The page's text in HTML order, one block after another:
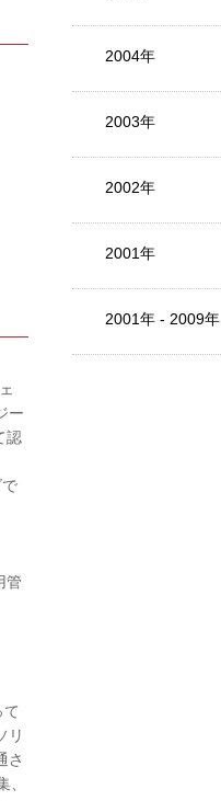
ー
認
管
リ
さ
2004年
2003年
2002年
2001年
2001年 - 2009年